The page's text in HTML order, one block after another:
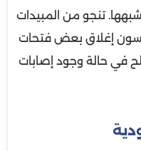
تنجو من المبيدات
إغلاق بعض فتحات
في حالة وجود إصابات